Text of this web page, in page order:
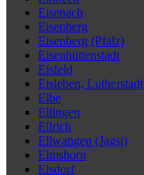
Eisenach
Eisenberg
Eisenberg (Pfalz)
Eisenhüttenstadt
Eisfeld
Eisleben, Lutherstadt
Elbe
Ellingen
Ellrich
Ellwangen (Jagst)
Elmshorn
Elsdorf